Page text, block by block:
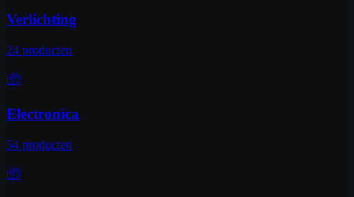
Verlichting
24 producten
📦
Electronica
54 producten
📦